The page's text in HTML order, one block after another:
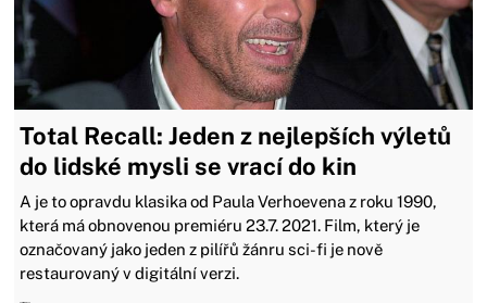
Total Recall: Jeden z nejlepších výletů
do lidské mysli se vrací do kin
A je to opravdu klasika od Paula Verhoevena z roku 1990,
která má obnovenou premiéru 23.7. 2021. Film, který je
označovaný jako jeden z pilířů žánru sci-fi je nově
restaurovaný v digitální verzi.